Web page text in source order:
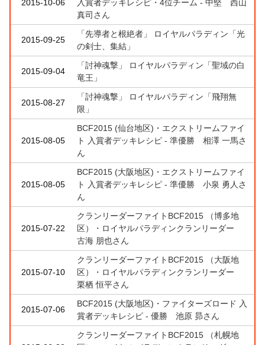
2015-10-06
入賞者デッキレシピ・4位チーム - 中堅 西山
真司さん
2015-09-25
「先導者と根絶者」 ロイヤルパラディン「光
の剣士、集結」
2015-09-04
「討神魂撃」 ロイヤルパラディン「聖域の白
竜王」
2015-08-27
「討神魂撃」 ロイヤルパラディン「飛翔無
限」
2015-08-05
BCF2015 (仙台地区)・エクストリームファイ
ト 入賞者デッキレシピ - 準優勝 相澤 一馬さ
ん
2015-08-05
BCF2015 (大阪地区)・エクストリームファイ
ト 入賞者デッキレシピ - 準優勝 小泉 勇人さ
ん
2015-07-22
クランリーダーファイトBCF2015 （博多地
区）・ロイヤルパラディンクランリーダー
古海 朋也さん
2015-07-10
クランリーダーファイトBCF2015 （大阪地
区）・ロイヤルパラディンクランリーダー
栗栖 恒平さん
2015-07-06
BCF2015 (大阪地区)・ファイターズロード 入
賞者デッキレシピ - 優勝 池原 昴さん
クランリーダーファイトBCF2015 （札幌地